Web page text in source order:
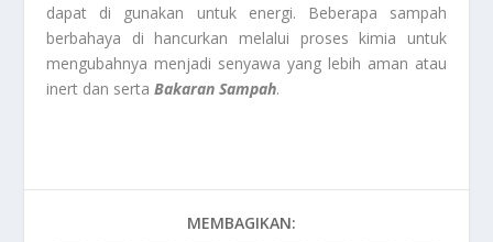
dapat di gunakan untuk energi. Beberapa sampah
berbahaya di hancurkan melalui proses kimia untuk
mengubahnya menjadi senyawa yang lebih aman atau
inert dan sertaBakaran Sampah.
MEMBAGIKAN: